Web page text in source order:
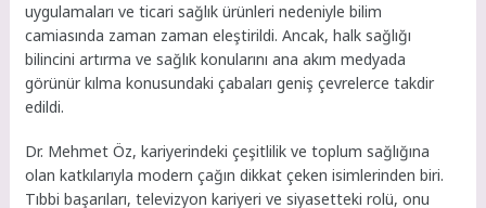
uygulamaları ve ticari sağlık ürünleri nedeniyle bilim
camiasında zaman zaman eleştirildi. Ancak, halk sağlığı
bilincini artırma ve sağlık konularını ana akım medyada
görünür kılma konusundaki çabaları geniş çevrelerce takdir
edildi.
Dr. Mehmet Öz, kariyerindeki çeşitlilik ve toplum sağlığına
olan katkılarıyla modern çağın dikkat çeken isimlerinden biri.
Tıbbi başarıları, televizyon kariyeri ve siyasetteki rolü, onu